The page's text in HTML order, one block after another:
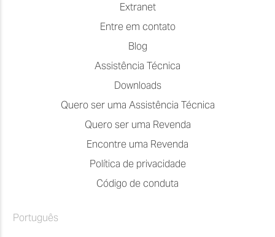
Extranet
Entre em contato
Blog
Assistência Técnica
Downloads
Quero ser uma Assistência Técnica
Quero ser uma Revenda
Encontre uma Revenda
Política de privacidade
Código de conduta
Português